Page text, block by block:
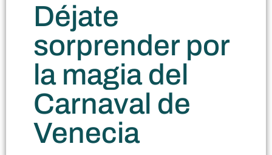
Déjate
sorprender por
la magia del
Carnaval de
Venecia